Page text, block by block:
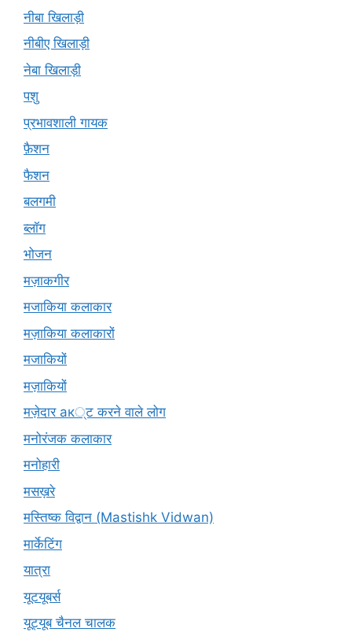
नीबा खिलाड़ी
नीबीए खिलाड़ी
नेबा खिलाड़ी
पशु
प्रभावशाली गायक
फ़ैशन
फैशन
बलगमी
ब्लॉग
भोजन
मज़ाकगीर
मजाकिया कलाकार
मज़ाकिया कलाकारों
मजाकियों
मज़ाकियों
मज़ेदार ак्ट करने वाले लोग
मनोरंजक कलाकार
मनोहारी
मसख़रे
मस्तिष्क विद्वान (Mastishk Vidwan)
मार्केटिंग
यात्रा
यूटयूबर्स
यूट्यूब चैनल चालक